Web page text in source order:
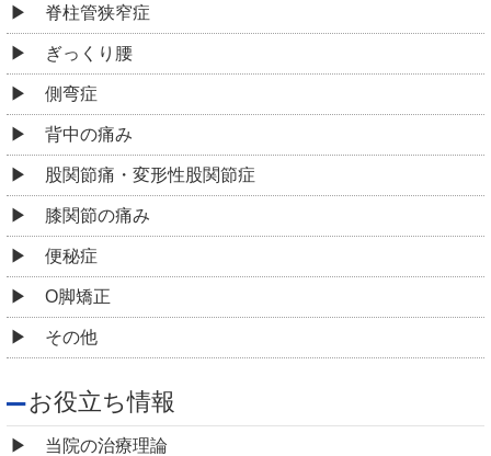
脊柱管狭窄症
ぎっくり腰
側弯症
背中の痛み
股関節痛・変形性股関節症
膝関節の痛み
便秘症
O脚矯正
その他
お役立ち情報
当院の治療理論